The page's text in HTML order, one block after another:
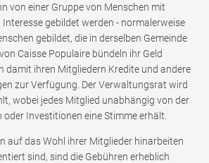
von einer Gruppe von Menschen mit
gebildet werden - normalerweise
gebildet, die in derselben Gemeinde
Caisse Populaire bündeln ihr Geld
damit ihren Mitgliedern Kredite und andere
zur Verfügung. Der Verwaltungsrat wird
wobei jedes Mitglied unabhängig von der
oder Investitionen eine Stimme erhält.
auf das Wohl ihrer Mitglieder hinarbeiten
sind, sind die Gebühren erheblich